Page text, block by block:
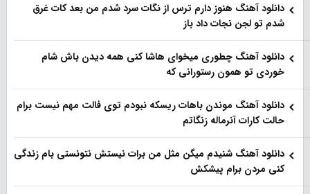
دانلود آهنگ هنو‌ز دارم ترس از نگات سرد شدم من بعد کات غرق
شدم تو لجن نجات داد باز
دانلود آهنگ چطوری میخوای هاشا کنی همه دیدن باش شام
خوردی تو همون رستورانی که
دانلود آهنگ موندن باهات ریسکه نبودم توی فالت مهم نیست برام
حالت کارات آنرماله زنگاتم
دانلود آهنگ شنیدم میگن مثل من برات نیستش نتونستی بام زندگی
کنی مردن برام پیشکش